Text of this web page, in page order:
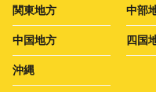
関東地方 中部
中国地方 四国
沖縄